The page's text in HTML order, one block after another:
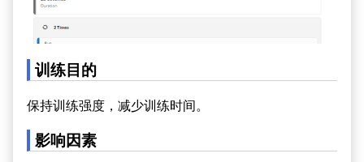
训练目的
保持训练强度，减少训练时间。
影响因素